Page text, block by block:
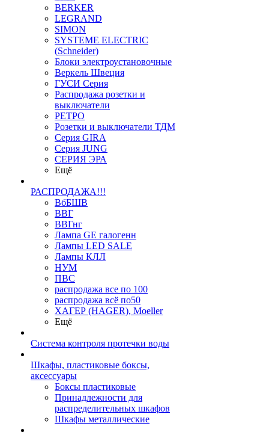
BERKER
LEGRAND
SIMON
SYSTEME ELECTRIC
(Schneider)
Блоки электроустановочные
Веркель Швеция
ГУСИ Серия
Распродажа розетки и
выключатели
РЕТРО
Розетки и выключатели ТДМ
Серия GIRA
Серия JUNG
СЕРИЯ ЭРА
Ещё
РАСПРОДАЖА!!!
ВбБШВ
ВВГ
ВВГнг
Лампа GE галогенн
Лампы LED SALE
Лампы КЛЛ
НУМ
ПВС
распродажа все по 100
распродажа всё по50
ХАГЕР (HAGER), Moeller
Ещё
Система контроля протечки воды
Шкафы, пластиковые боксы,
аксессуары
Боксы пластиковые
Принадлежности для
распределительных шкафов
Шкафы металлические